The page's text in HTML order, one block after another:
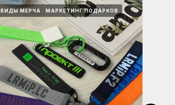
ВИДЫ МЕРЧА МАРКЕТИНГ ПОДАРКОВ